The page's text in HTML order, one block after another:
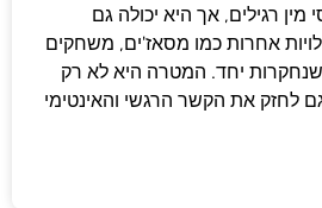
מין רגילים, אך היא יכולה גם
אחרות כמו מסאז'ים, משחקים
שנחקרות יחד. המטרה היא לא רק
לחזק את הקשר הרגשי והאינטימי